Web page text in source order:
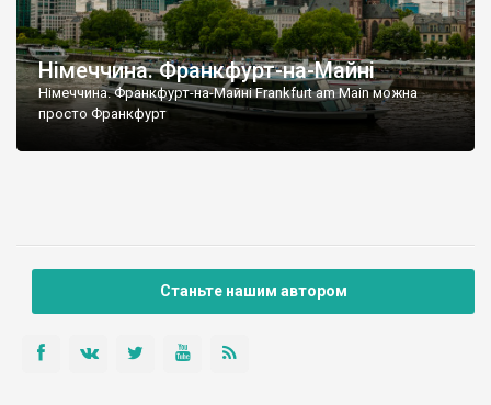
Німеччина. Франкфурт-на-Майні
Німеччина. Франкфурт-на-Майні Frankfurt am Main можна
просто Франкфурт
Станьте нашим автором